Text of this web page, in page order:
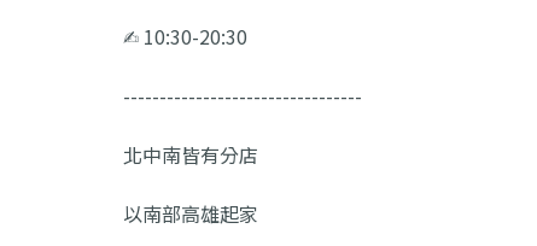
✍︎ 10:30-20:30
---------------------------------
北中南皆有分店
以南部高雄起家